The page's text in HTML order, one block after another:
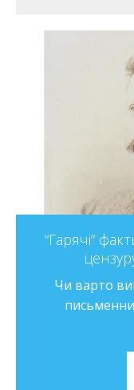
“Гарячі”
Чи варто